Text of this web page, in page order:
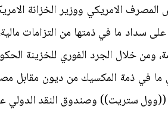
الامريكي ووزير الخزانة
سداد ما في ذمتها من التزامات
ومن خلال الجرد الفوري للخزينة
((وول ستريت)) وصندوق النقد